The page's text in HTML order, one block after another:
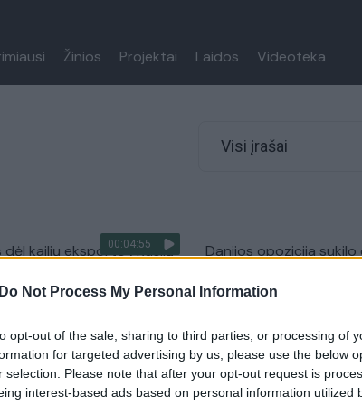
Do Not Process My Personal Information
opt-out of the sale, sharing to third parties, or processing of
for targeted advertising by us, please use the below
selection. Please note that after your opt-out request is
interest-based ads based on personal information utilized
Žinios Projektai Laidos Videoteka
Visi įrašai
00:04:55
dėl kailių eksporto į Rusiją
tikisi pasipelnyti
Danijos opozicija sukilo
spaudžia premjerę
Žinios Pasaulis